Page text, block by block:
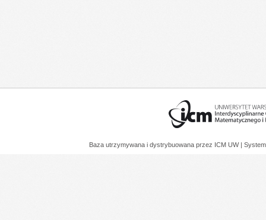
Baza utrzymywana i dystrybuowana przez ICM UW |